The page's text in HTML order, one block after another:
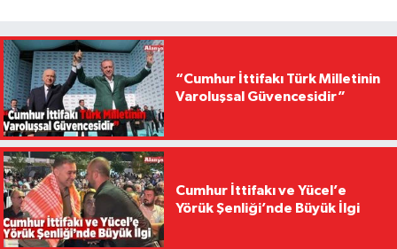
“Cumhur İttifakı Türk Milletinin
Varoluşsal Güvencesidir”
Cumhur İttifakı ve Yücel’e
Yörük Şenliği’nde Büyük İlgi